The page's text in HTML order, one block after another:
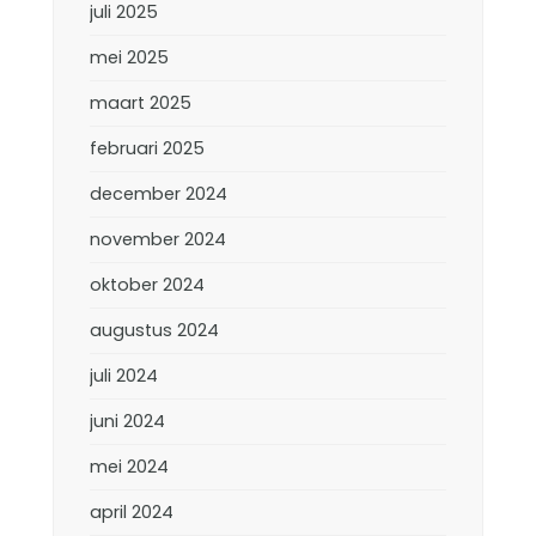
juli 2025
mei 2025
maart 2025
februari 2025
december 2024
november 2024
oktober 2024
augustus 2024
juli 2024
juni 2024
mei 2024
april 2024